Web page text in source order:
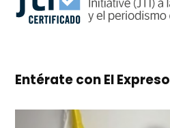
Entérate con El Expreso